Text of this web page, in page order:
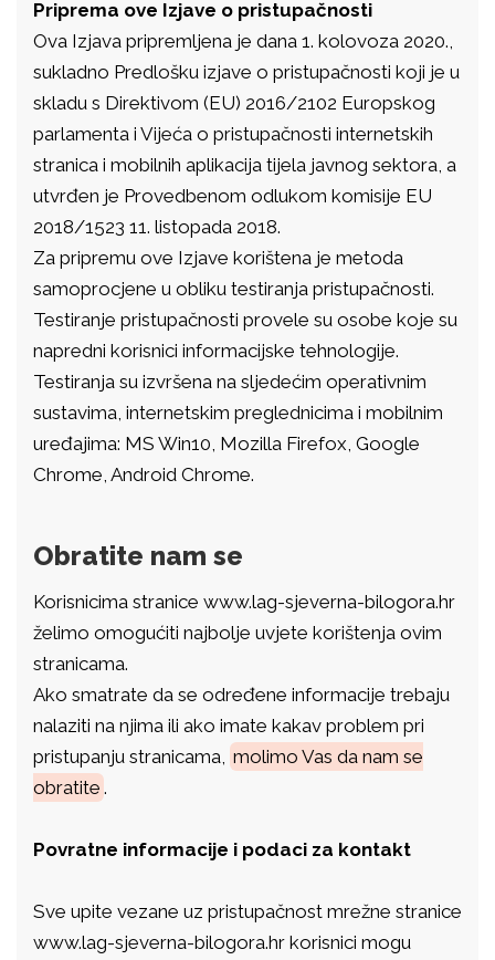
Priprema ove Izjave o pristupačnosti
Ova Izjava pripremljena je dana 1. kolovoza 2020.,
sukladno Predlošku izjave o pristupačnosti koji je u
skladu s Direktivom (EU) 2016/2102 Europskog
parlamenta i Vijeća o pristupačnosti internetskih
stranica i mobilnih aplikacija tijela javnog sektora, a
utvrđen je Provedbenom odlukom komisije EU
2018/1523 11. listopada 2018.
Za pripremu ove Izjave korištena je metoda
samoprocjene u obliku testiranja pristupačnosti.
Testiranje pristupačnosti provele su osobe koje su
napredni korisnici informacijske tehnologije.
Testiranja su izvršena na sljedećim operativnim
sustavima, internetskim preglednicima i mobilnim
uređajima: MS Win10, Mozilla Firefox, Google
Chrome, Android Chrome.
Obratite nam se
Korisnicima stranice www.lag-sjeverna-bilogora.hr
želimo omogućiti najbolje uvjete korištenja ovim
stranicama.
Ako smatrate da se određene informacije trebaju
nalaziti na njima ili ako imate kakav problem pri
pristupanju stranicama, molimo Vas da nam se
obratite .
Povratne informacije i podaci za kontakt
Sve upite vezane uz pristupačnost mrežne stranice
www.lag-sjeverna-bilogora.hr korisnici mogu